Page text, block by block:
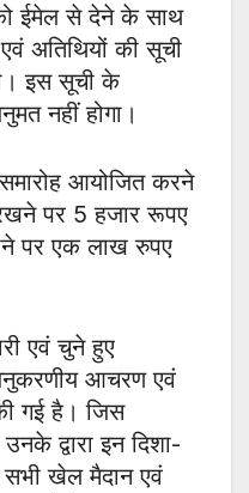
ईमेल से देने के साथ
अतिथियों की सूची
इस सूची के
नहीं होगा।
समारोह आयोजित करने
पर 5 हजार रूपए
पर एक लाख रुपए
एवं चुने हुए
आचरण एवं
गई है। जिस
द्वारा इन दिशा-
सभी खेल मैदान एवं